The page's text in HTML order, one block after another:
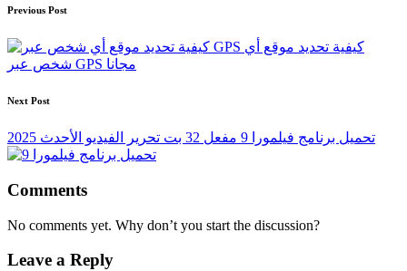
Post
navigation
Previous Post
كيفية تحديد موقع أي
شخص عبر GPS مجانا
Next Post
تحميل برنامج فيلمورا 9 مفعل 32 بت تحرير الفيديو الأحدث 2025
Comments
No comments yet. Why don’t you start the discussion?
Leave a Reply